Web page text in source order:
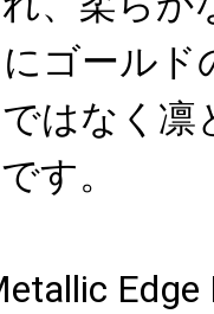
ゴールド
はなく凛
す。
Edge